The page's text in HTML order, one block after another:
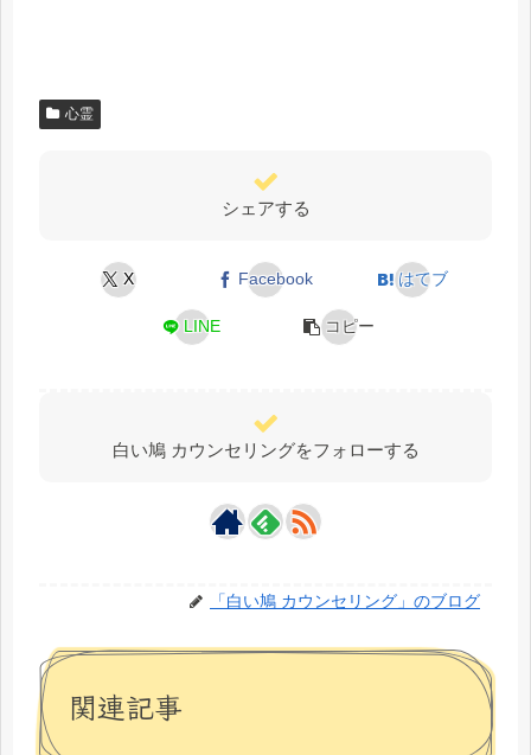
心霊
シェアする
X Facebook はてブ
LINE コピー
白い鳩 カウンセリングをフォローする
「白い鳩 カウンセリング」のブログ
関連記事